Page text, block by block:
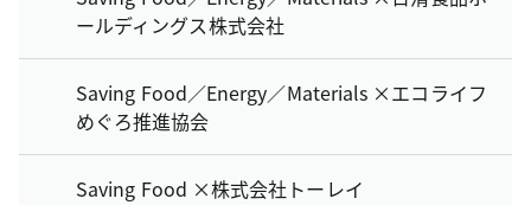
ールディングス株式会社
Saving Food／Energy／Materials ×エコライフ
めぐろ推進協会
Saving Food ×株式会社トーレイ